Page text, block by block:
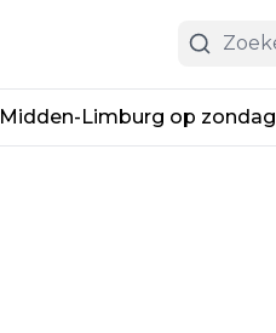
Midden-Limburg op zondag